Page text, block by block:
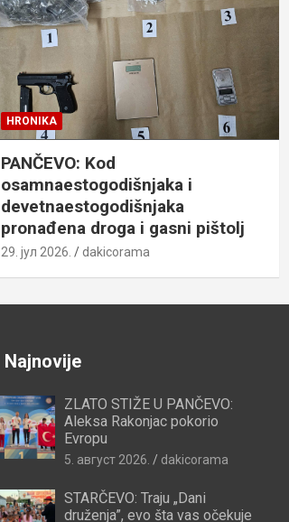
HRONIKA
PANČEVO: Kod
osamnaestogodišnjaka i
devetnaestogodišnjaka
pronađena droga i gasni pištolj
29. јул 2026. dakicorama
Najnovije
ZLATO STIŽE U PANČEVO:
Aleksa Rakonjac pokorio
Evropu
5. август 2026. dakicorama
STARČEVO: Traju „Dani
druženja”, evo šta vas očekuje